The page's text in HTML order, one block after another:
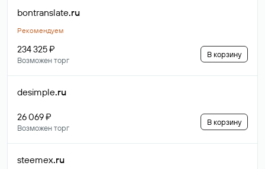
bontranslate.ru
Рекомендуем
234 325 ₽
Возможен торг
В корзину
desimple.ru
26 069 ₽
Возможен торг
В корзину
steemex.ru